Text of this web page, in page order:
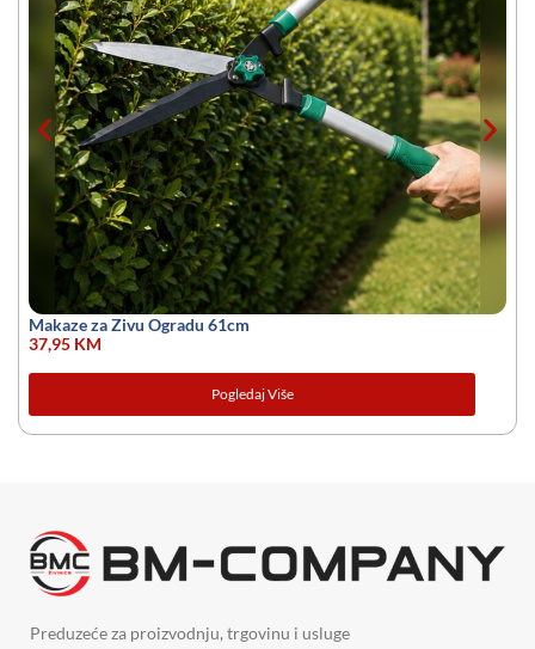
Makaze za Zivu Ogradu 61cm
37,95 KM
Pogledaj Više
Preduzeće za proizvodnju, trgovinu i usluge